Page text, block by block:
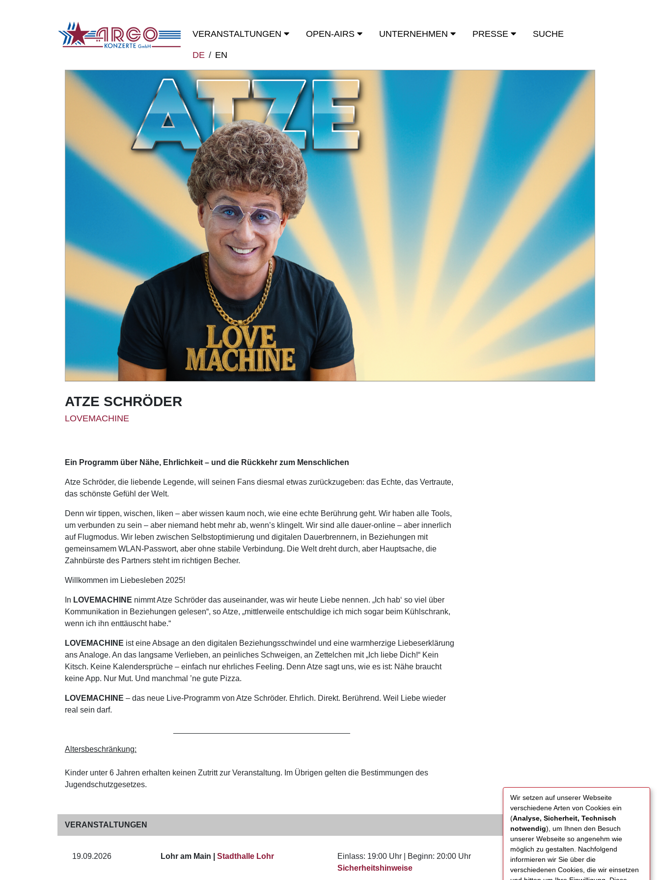
VERANSTALTUNGEN OPEN-AIRS UNTERNEHMEN PRESSE SUCHE
DE / EN
ATZE SCHRÖDER
LOVEMACHINE
Ein Programm über Nähe, Ehrlichkeit – und die Rückkehr zum Menschlichen
Atze Schröder, die liebende Legende, will seinen Fans diesmal etwas zurückzugeben: das Echte, das Vertraute,
das schönste Gefühl der Welt.
Denn wir tippen, wischen, liken – aber wissen kaum noch, wie eine echte Berührung geht. Wir haben alle Tools,
um verbunden zu sein – aber niemand hebt mehr ab, wenn’s klingelt. Wir sind alle dauer-online – aber innerlich
auf Flugmodus. Wir leben zwischen Selbstoptimierung und digitalen Dauerbrennern, in Beziehungen mit
gemeinsamem WLAN-Passwort, aber ohne stabile Verbindung. Die Welt dreht durch, aber Hauptsache, die
Zahnbürste des Partners steht im richtigen Becher.
Willkommen im Liebesleben 2025!
In LOVEMACHINE nimmt Atze Schröder das auseinander, was wir heute Liebe nennen. „Ich hab‘ so viel über
Kommunikation in Beziehungen gelesen“, so Atze, „mittlerweile entschuldige ich mich sogar beim Kühlschrank,
wenn ich ihn enttäuscht habe.“
LOVEMACHINE ist eine Absage an den digitalen Beziehungsschwindel und eine warmherzige Liebeserklärung
ans Analoge. An das langsame Verlieben, an peinliches Schweigen, an Zettelchen mit „Ich liebe Dich!“ Kein
Kitsch. Keine Kalendersprüche – einfach nur ehrliches Feeling. Denn Atze sagt uns, wie es ist: Nähe braucht
keine App. Nur Mut. Und manchmal ’ne gute Pizza.
LOVEMACHINE – das neue Live-Programm von Atze Schröder. Ehrlich. Direkt. Berührend. Weil Liebe wieder
real sein darf.
Altersbeschränkung:
Kinder unter 6 Jahren erhalten keinen Zutritt zur Veranstaltung. Im Übrigen gelten die Bestimmungen des
Jugendschutzgesetzes.
VERANSTALTUNGEN
19.09.2026 Lohr am Main | Stadthalle Lohr
Einlass: 19:00 Uhr | Beginn: 20:00 Uhr
Sicherheitshinweise
TICKETS
Wir setzen auf unserer Webseite
verschiedene Arten von Cookies ein
(Analyse, Sicherheit, Technisch
notwendig), um Ihnen den Besuch
unserer Webseite so angenehm wie
möglich zu gestalten. Nachfolgend
informieren wir Sie über die
verschiedenen Cookies, die wir einsetzen